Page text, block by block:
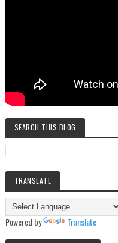
SEARCH THIS BLOG
TRANSLATE
Powered by Translate